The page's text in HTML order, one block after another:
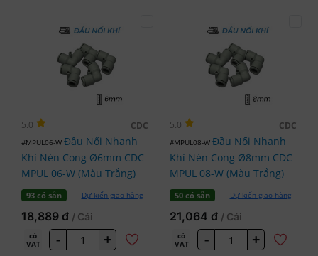
5.0 CDC
#MPUL06-W Đầu Nối Nhanh
Khí Nén Cong Ø6mm CDC
MPUL 06-W (Màu Trắng)
93 có sẵn Dự kiến giao hàng
18,889 đ / Cái
có
VAT
- +
5.0 CDC
#MPUL08-W Đầu Nối Nhanh
Khí Nén Cong Ø8mm CDC
MPUL 08-W (Màu Trắng)
50 có sẵn Dự kiến giao hàng
21,064 đ / Cái
có
VAT
- +